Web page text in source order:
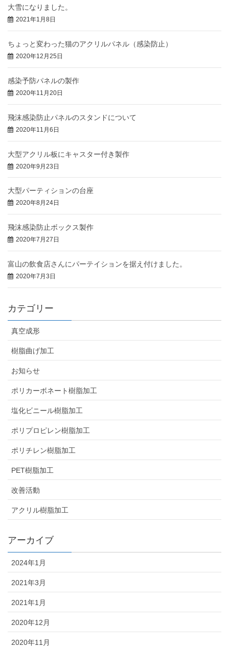
大雪になりました。
2021年1月8日
ちょっと変わった猫のアクリルパネル（感染防止）
2020年12月25日
感染予防パネルの製作
2020年11月20日
飛沫感染防止パネルのスタンドについて
2020年11月6日
大型アクリル板にキャスター付き製作
2020年9月23日
大型パーティションの台座
2020年8月24日
飛沫感染防止ボックス製作
2020年7月27日
富山の飲食店さんにパーテイションを据え付けました。
2020年7月3日
カテゴリー
真空成形
樹脂曲げ加工
お知らせ
ポリカーボネート樹脂加工
塩化ビニール樹脂加工
ポリプロピレン樹脂加工
ポリチレン樹脂加工
PET樹脂加工
改善活動
アクリル樹脂加工
アーカイブ
2024年1月
2021年3月
2021年1月
2020年12月
2020年11月